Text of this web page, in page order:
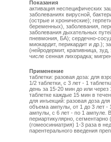
Показания
активация неспецифических
заболеваниях вирусной,
(острые и хронические);
беременных), заболевания,
заболевания дыхательных
пневмония, БА); сердечно-
миокардит, перикардит и др.);
(нейродермит, крапивница,
числе сенная лихорадка;
Применение
таблетки: разовая доза: для
1/2 таблетки, с 3 лет - 1
день за 15-20 мин до или
таблетке каждые 15 мин в
для инъекций: разовая доза
объема ампулы, от 1 до 3 лет -
ампулы, с 6 лет - по 1 ампуле.
периартикулярно,
(гомеосиниатрия) 1-3 раза в
парентерального введения